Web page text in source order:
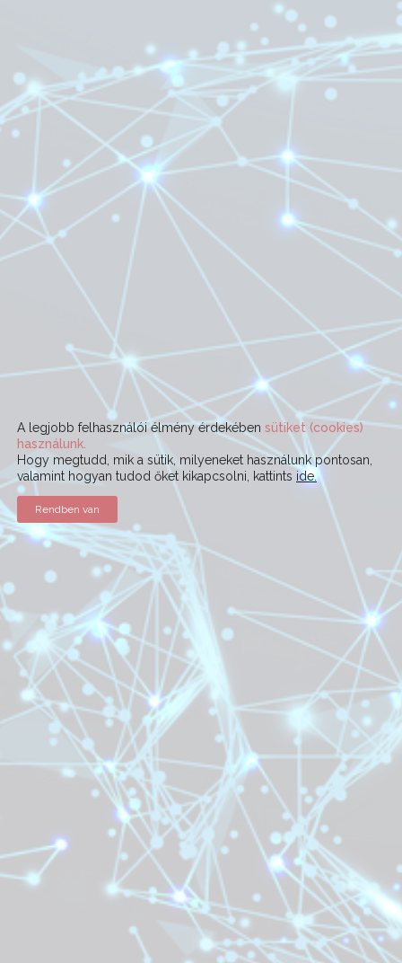
A legjobb felhasználói élmény érdekében sütiket (cookies)
használunk.
Hogy megtudd, mik a sütik, milyeneket használunk pontosan,
valamint hogyan tudod őket kikapcsolni, kattints ide.
Rendben van